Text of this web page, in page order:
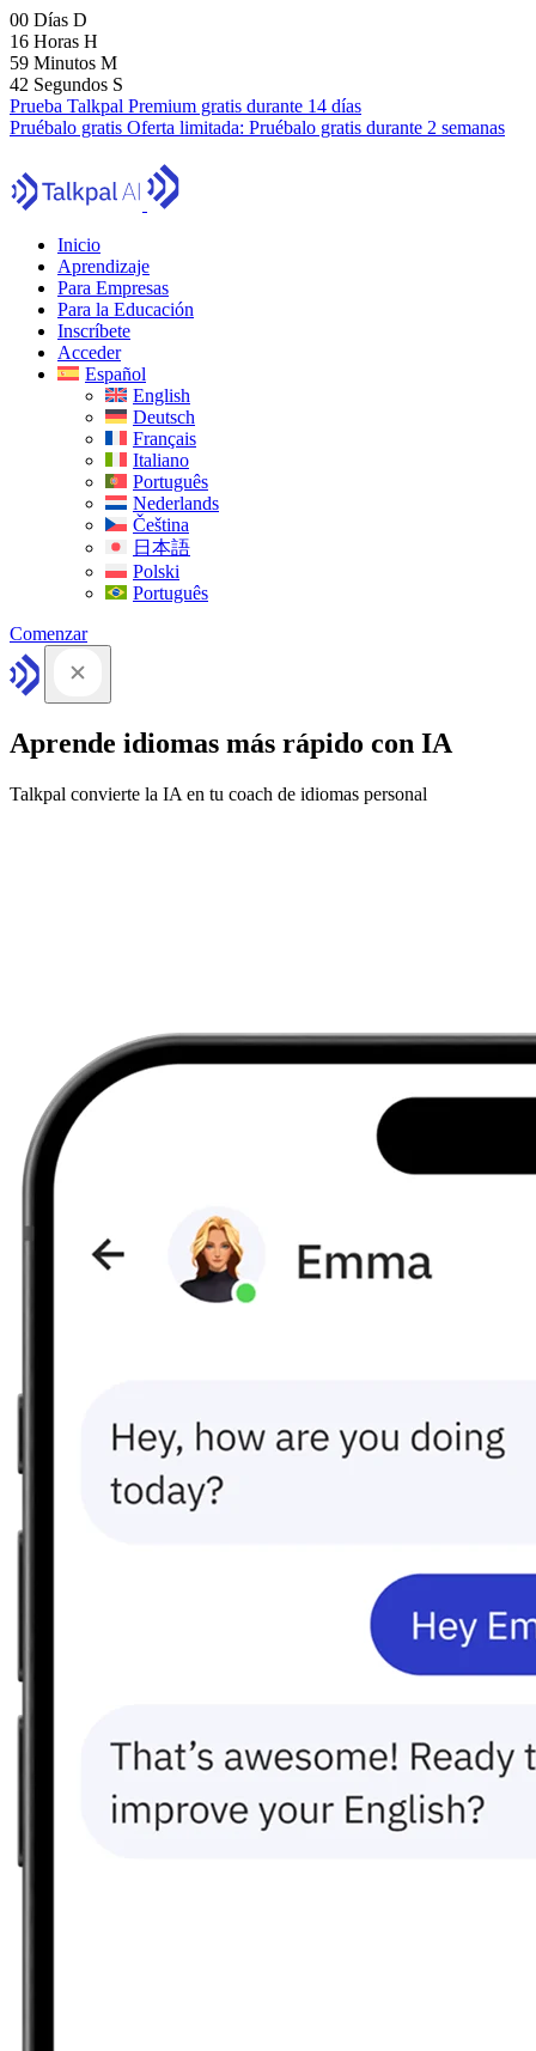
00 Días D
16 Horas H
59 Minutos M
41 Segundos S
Prueba Talkpal Premium gratis durante 14 días
Pruébalo gratis Oferta limitada: Pruébalo gratis durante 2 semanas
Inicio
Aprendizaje
Para Empresas
Para la Educación
Inscríbete
Acceder
Español
English
Deutsch
Français
Italiano
Português
Nederlands
Čeština
日本語
Polski
Português
Comenzar
Aprende idiomas más rápido con IA
Talkpal convierte la IA en tu coach de idiomas personal